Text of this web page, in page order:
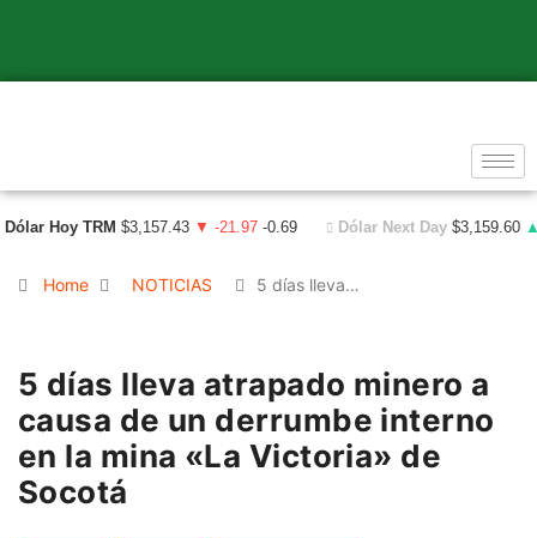
Dólar Hoy TRM $3,157.43 ▼ -21.97 -0.69 Dólar Next Day $3,159.60
Home NOTICIAS 5 días lleva…
5 días lleva atrapado minero a
causa de un derrumbe interno
en la mina «La Victoria» de
Socotá